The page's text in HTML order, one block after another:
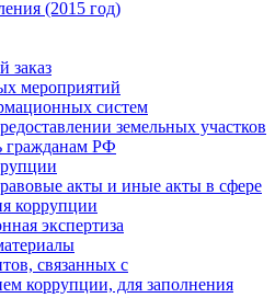
(2015 год)
заказ
мероприятий
систем
земельных участков
гражданам РФ
акты и иные акты в сфере
коррупции
экспертиза
связанных с
коррупции, для заполнения